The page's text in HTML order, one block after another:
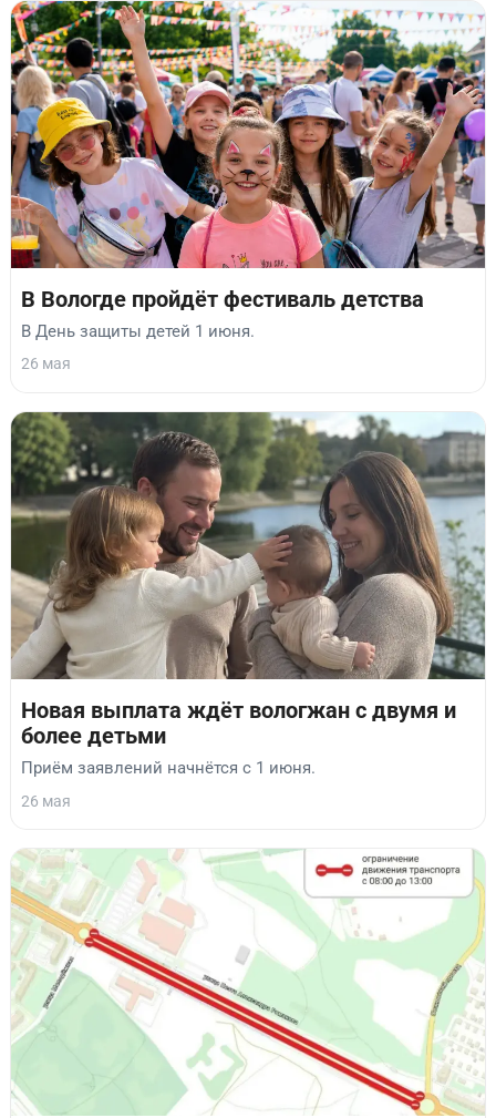
В Вологде пройдёт фестиваль детства
В День защиты детей 1 июня.
26 мая
Новая выплата ждёт вологжан с двумя и
более детьми
Приём заявлений начнётся с 1 июня.
26 мая